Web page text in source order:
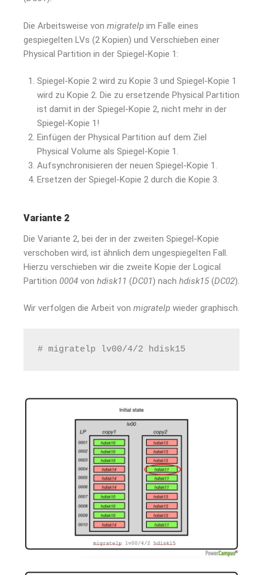
Die Arbeitsweise von migratelp im Falle eines
gespiegelten LVs (2 Kopien) und Verschieben einer
Physical Partition in der Spiegel-Kopie 1:
Spiegel-Kopie 2 wird zu Kopie 3 und Spiegel-Kopie 1
wird zu Kopie 2. Die zu ersetzende Physical Partition
ist damit in der Spiegel-Kopie 2, nicht mehr in der
Spiegel-Kopie 1!
Einfügen der Physical Partition auf dem Ziel
Physical Volume als Spiegel-Kopie 1.
Aufsynchronisieren der neuen Spiegel-Kopie 1.
Ersetzen der Spiegel-Kopie 2 durch die Kopie 3.
Variante 2
Die Variante 2, bei der in der zweiten Spiegel-Kopie
verschoben wird, ist ähnlich dem ungespiegelten Fall.
Hierzu verschieben wir die zweite Kopie der Logical
Partition 0004 von hdisk11 (DC01) nach hdisk15(DC02).
Wir verfolgen die Arbeit von migratelp wieder graphisch.
# migratelp lv00/4/2 hdisk15